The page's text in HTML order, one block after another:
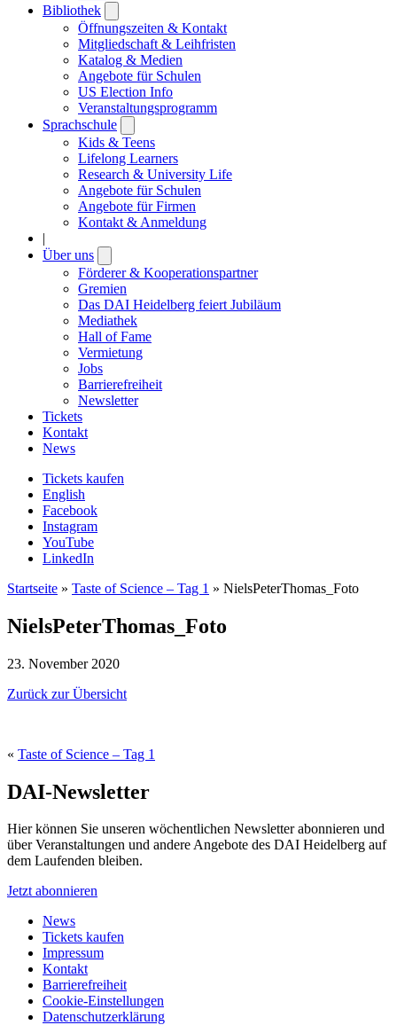
Bibliothek
submenu
Öffnungszeiten & Kontakt
Mitgliedschaft & Leihfristen
Katalog & Medien
Angebote für Schulen
US Election Info
Veranstaltungsprogramm
Sprachschule
submenu
Kids & Teens
Lifelong Learners
Research & University Life
Angebote für Schulen
Angebote für Firmen
Kontakt & Anmeldung
|
Über uns
submenu
Förderer & Kooperationspartner
Gremien
Das DAI Heidelberg feiert Jubiläum
Mediathek
Hall of Fame
Vermietung
Jobs
Barrierefreiheit
Newsletter
Tickets
Kontakt
News
Tickets kaufen
English
Facebook
Instagram
YouTube
LinkedIn
Startseite » Taste of Science – Tag 1 » NielsPeterThomas_Foto
NielsPeterThomas_Foto
23. November 2020
Zurück zur Übersicht
« Taste of Science – Tag 1
DAI-Newsletter
Hier können Sie unseren wöchentlichen Newsletter abonnieren und
über Veranstaltungen und andere Angebote des DAI Heidelberg auf
dem Laufenden bleiben.
Jetzt abonnieren
News
Tickets kaufen
Impressum
Kontakt
Barrierefreiheit
Cookie-Einstellungen
Datenschutzerklärung